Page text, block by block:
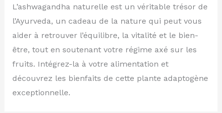
L’ashwagandha naturelle est un véritable trésor de
l’Ayurveda, un cadeau de la nature qui peut vous
aider à retrouver l’équilibre, la vitalité et le bien-
être, tout en soutenant votre régime axé sur les
fruits. Intégrez-la à votre alimentation et
découvrez les bienfaits de cette plante adaptogène
exceptionnelle.